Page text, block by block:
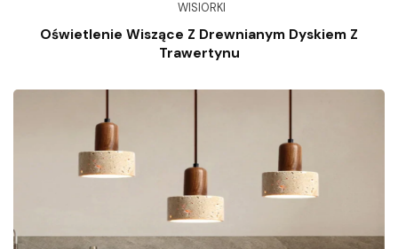
WISIORKI
Oświetlenie Wiszące Z Drewnianym Dyskiem Z
Trawertynu